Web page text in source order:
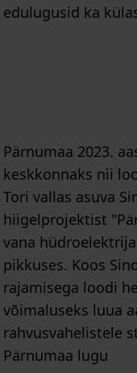
edulugusid ka
Pärnumaa 2023.
keskkonnaks nii
Tori vallas asuva
hiigelprojektist
vana
pikkuses. Koos
rajamisega loodi
võimaluseks luua
rahvusvahelistele
Pärnumaa lugu